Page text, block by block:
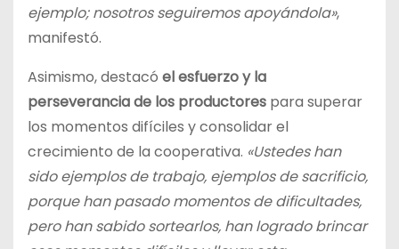
ejemplo; nosotros seguiremos apoyándola»,
manifestó.
Asimismo, destacó el esfuerzo y la
perseverancia de los productores para superar
los momentos difíciles y consolidar el
crecimiento de la cooperativa. «Ustedes han
sido ejemplos de trabajo, ejemplos de sacrificio,
porque han pasado momentos de dificultades,
pero han sabido sortearlos, han logrado brincar